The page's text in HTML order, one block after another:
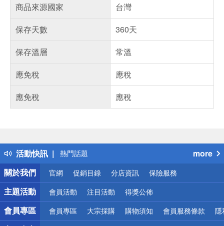
商品來源國家
台灣
保存天數
360天
保存溫層
常溫
應免稅
應稅
應免稅
應稅
活動快訊
得獎公告
熱門話題
銀行優惠
偏遠地區配送
詐騙網頁！請小心！
more
關於我們
官網 促銷目錄 分店資訊 保險服務
主題活動 會員活動 注目活動 得獎公佈
會員專區 會員專區 大宗採購 購物須知 會員服務條款 隱